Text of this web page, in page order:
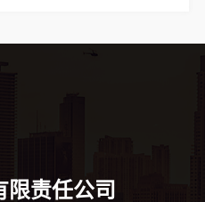
限责任公司